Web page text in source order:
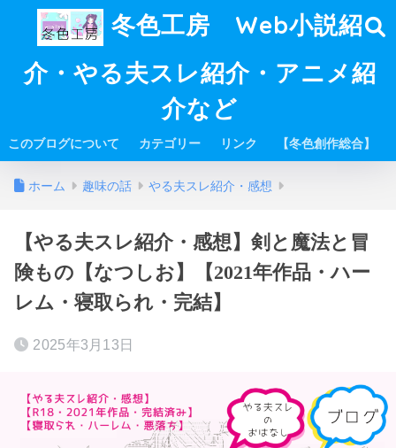
冬色工房 Web小説紹
介・やる夫スレ紹介・アニメ紹
介など
このブログについて カテゴリー リンク 【冬色創作総合】
ホーム 趣味の話 やる夫スレ紹介・感想
【やる夫スレ紹介・感想】剣と魔法と冒
険もの【なつしお】【2021年作品・ハー
レム・寝取られ・完結】
2025年3月13日